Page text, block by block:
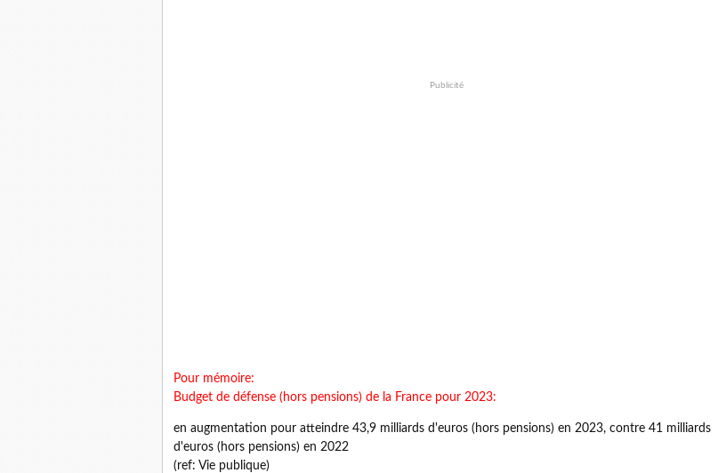
Publicité
Pour mémoire:
Budget de défense (hors pensions) de la France pour 2023:
en augmentation pour atteindre 43,9 milliards d'euros (hors pensions) en 2023, contre 41 milliards
d'euros (hors pensions) en 2022
(ref: Vie publique)